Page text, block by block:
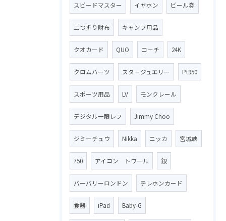
スピードマスター イヤホン ビール券
二つ折り財布 キャンプ用品
クオカード QUO コーチ 24K
クロムハーツ スタージュエリー Pt950
スポーツ用品 LV モンクレール
デジタル一眼レフ Jimmy Choo
ジミーチュウ Nikka ニッカ 宮城峡
750 アイコン トワール 銀
バーバリーロンドン テレホンカード
食器 iPad Baby-G